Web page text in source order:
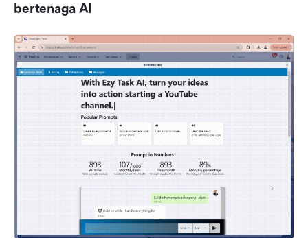
bertenaga AI